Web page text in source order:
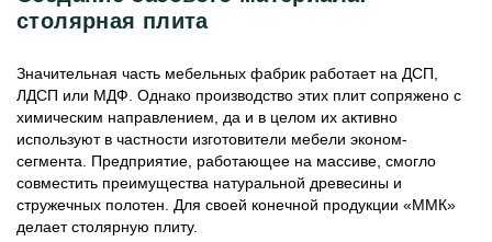
столярная плита
Значительная часть мебельных фабрик работает на ДСП,
ЛДСП или МДФ. Однако производство этих плит сопряжено с
химическим направлением, да и в целом их активно
используют в частности изготовители мебели эконом-
сегмента. Предприятие, работающее на массиве, смогло
совместить преимущества натуральной древесины и
стружечных полотен. Для своей конечной продукции «ММК»
делает столярную плиту.